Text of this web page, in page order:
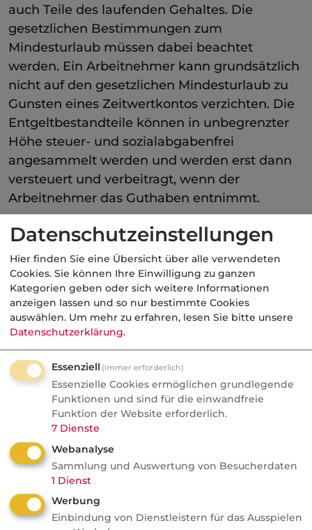
auch Teile des laufenden Gehaltes. Die
gesetzlichen Bestimmungen zum
Mindesturlaub müssen dabei beachtet
werden. Ein Arbeitnehmer kann grundsätzlich
nicht auf den gesetzlichen Mindesturlaub zu
Gunsten eines Zeitwertkontos verzichten. Die
Entgeltbestandteile können in unbegrenzter
Höhe steuer- und sozialabgabenfrei
angesammelt werden und werden erst dann
versteuert und verbeitragt, wenn der
Arbeitnehmer das Guthaben entnimmt.
Welche Vergütungsbestandteile können in
ein Zeitwertkonto eingebracht werden?
Eine Nutzung der Zeitwertkonten für den
Aufbau einer zusätzlichen betrieblichen
Altersversorgung kann darüber hinaus die
Datenschutzeinstellungen
Hier finden Sie eine Übersicht über alle verwendeten
Cookies. Sie können Ihre Einwilligung zu ganzen
Kategorien geben oder sich weitere Informationen
anzeigen lassen und so nur bestimmte Cookies
auswählen. Um mehr zu erfahren, lesen Sie bitte unsere
Datenschutzerklärung.
Essenziell (immer erforderlich)
Essenzielle Cookies ermöglichen grundlegende
Funktionen und sind für die einwandfreie
Funktion der Website erforderlich.
7 Dienste
Webanalyse
Sammlung und Auswertung von Besucherdaten
1 Dienst
Werbung
Einbindung von Dienstleistern für das Ausspielen